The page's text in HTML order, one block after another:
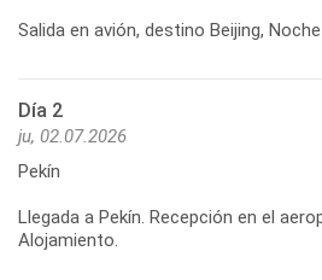
Día 2
ju, 02.07.2026
Pekín
Llegada a Pekín. Recepción en el
Alojamiento.